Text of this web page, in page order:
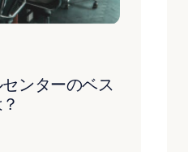
ンターのベス